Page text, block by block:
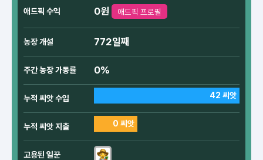
애드픽 수익 0원 애드픽 프로필
농장 개설 772일째
주간 농장 가동률 0%
누적 씨앗 수입 42 씨앗
누적 씨앗 지출 0 씨앗
고용된 일꾼